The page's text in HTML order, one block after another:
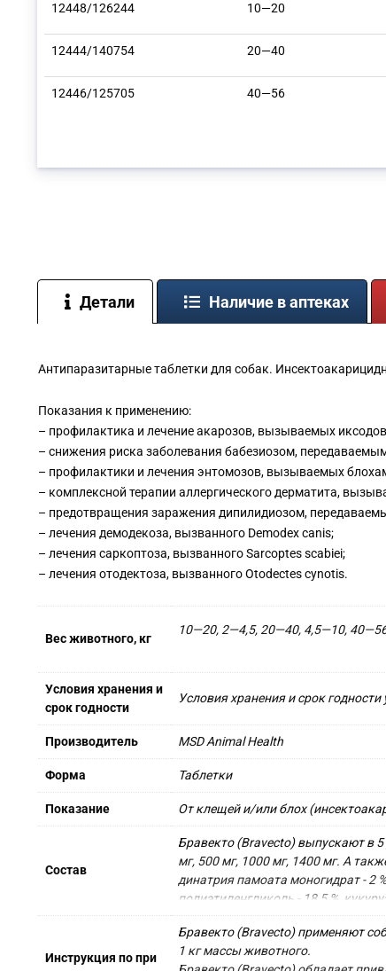
12448/126244 10—20
12444/140754 20—40
12446/125705 40—56
Детали Наличие в аптеках
Антипаразитарные таблетки для собак.
Показания к применению:
– профилактика и лечение акарозов, вызываемых
– снижения риска заболевания бабезиозом,
– профилактики и лечения энтомозов, вызываемых
– комплексной терапии аллергического дерматита,
– предотвращения заражения дипилидиозом,
– лечения демодекоза, вызванного Demodex canis;
– лечения саркоптоза, вызванного Sarcoptes scabiei;
– лечения отодектоза, вызванного Otodectes cynotis.
Вес животного, кг
10—20, 2—4,5, 20—40, 4,5—10,
Условия хранения и
срок годности
Условия хранения и срок
Производитель MSD Animal Health
Форма Таблетки
Показание От клещей и/или блох
Состав
Бравекто (Bravecto) выпускают в 5
мг, 500 мг, 1000 мг, 1400 мг. А
динатрия памоата моногидрат - 2
полиэтиленгликоль - 18,5 %,
Инструкция по при
Бравекто (Bravecto) применяют
1 кг массы животного.